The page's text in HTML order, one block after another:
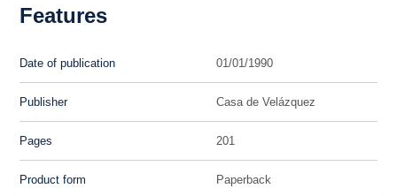
Features
Date of publication 01/01/1990
Publisher Casa de Velázquez
Pages 201
Product form Paperback